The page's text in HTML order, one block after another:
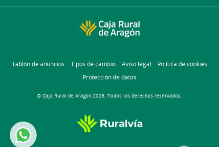
Tablón de anuncios Tipos de cambio Aviso legal
Política de cookies
Protección de datos
© Caja Rural de Aragon 2026. Todos los derechos reservados.